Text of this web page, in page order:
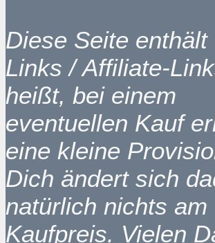
Diese Seite enthält
Links / Affiliate-
heißt, bei einem
eventuellen Kauf
eine kleine
Dich ändert sich
natürlich nichts am
Kaufpreis. Vielen